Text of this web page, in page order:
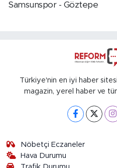
Samsunspor - Göztepe
Türkiye'nin en iyi haber
magazin, yerel haber ve
Nöbetçi Eczaneler
Hava Durumu
Trafik Durumu